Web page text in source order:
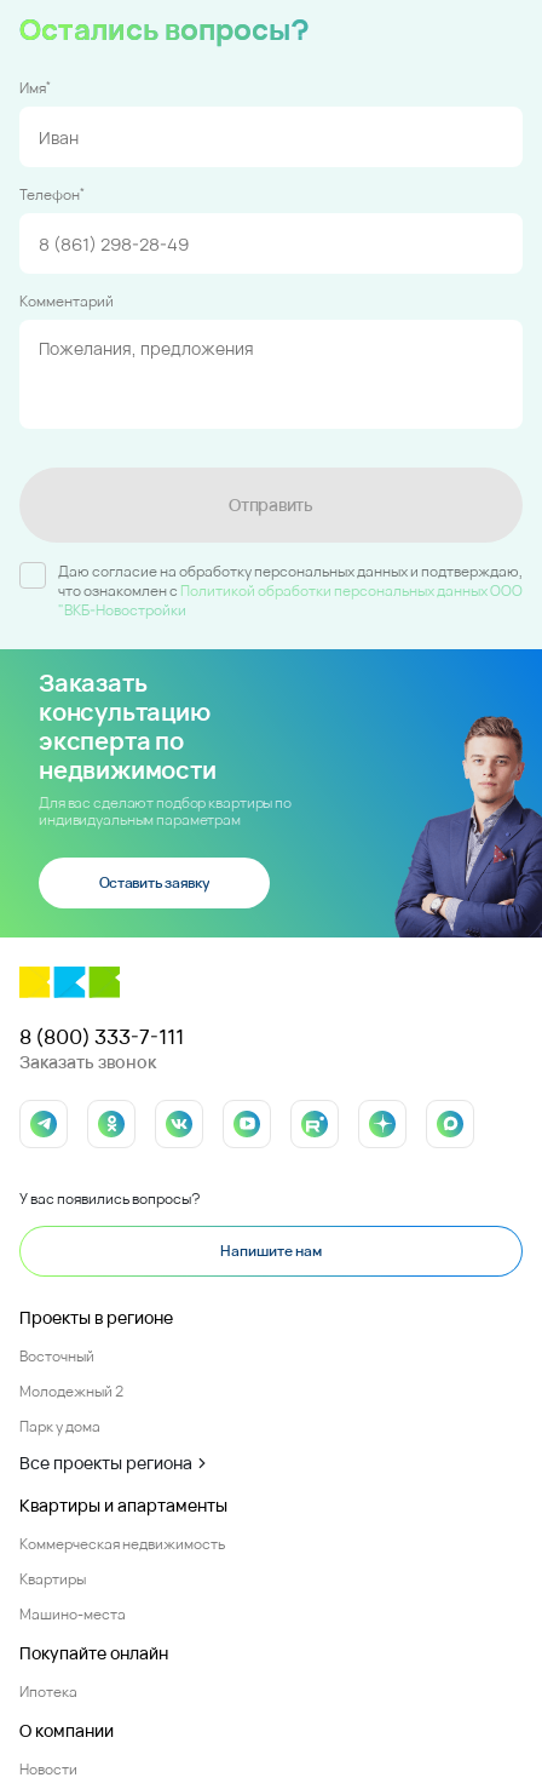
Остались вопросы?
Имя*
Телефон*
Комментарий
Отправить
Даю согласие на обработку персональных данных и подтверждаю,
что ознакомлен c Политикой обработки персональных данных ООО
"ВКБ-Новостройки
Заказать
консультацию
эксперта по
недвижимости
Для вас сделают подбор квартиры по
индивидуальным параметрам
Оставить заявку
8 (800) 333-7-111
Заказать звонок
У вас появились вопросы?
Напишите нам
Проекты в регионе
Восточный
Молодежный 2
Парк у дома
Все проекты региона
Квартиры и апартаменты
Коммерческая недвижимость
Квартиры
Машино-места
Покупайте онлайн
Ипотека
О компании
Новости